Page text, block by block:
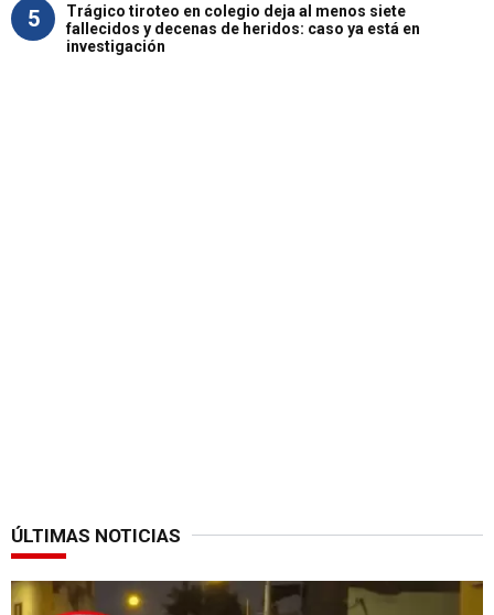
5
Trágico tiroteo en colegio deja al menos siete
fallecidos y decenas de heridos: caso ya está en
investigación
ÚLTIMAS NOTICIAS